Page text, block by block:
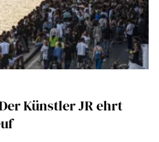
Künstler JR ehrt